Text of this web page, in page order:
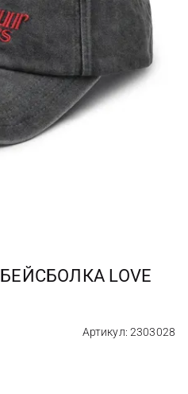
БЕЙСБОЛКА LOVE
Артикул: 2303028